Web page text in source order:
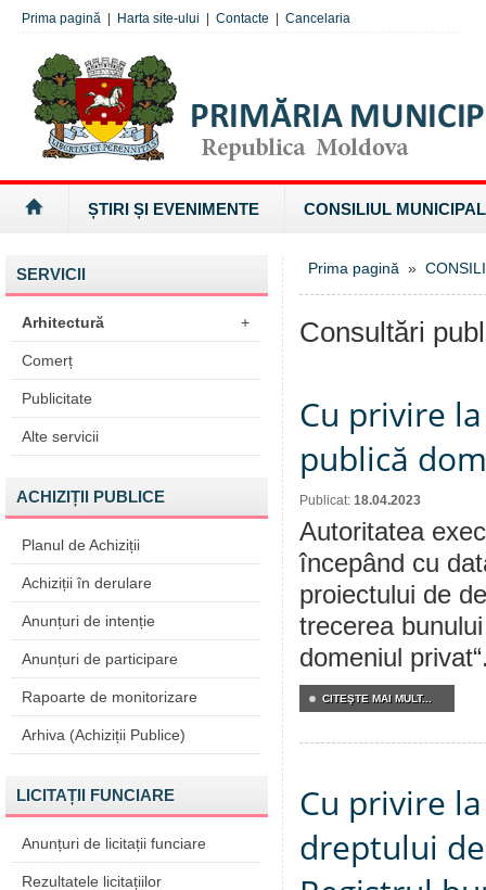
Prima pagină Harta site-ului Contacte Cancelaria
ȘTIRI ȘI EVENIMENTE CONSILIUL MUNICIPAL
SERVICII
Arhitectură +
Comerț
Publicitate
Alte servicii
ACHIZIȚII PUBLICE
Planul de Achiziții
Achiziții în derulare
Anunțuri de intenție
Anunțuri de participare
Rapoarte de monitorizare
Arhiva (Achiziții Publice)
LICITAȚII FUNCIARE
Anunțuri de licitații funciare
Rezultatele licitațiilor
Prima pagină »
Consultări
Cu privire
publică
Publicat: 18.04.2023
Autoritatea
începând cu
proiectului de
trecerea
domeniul
CITEŞTE MAI MULT...
Cu privire
dreptului